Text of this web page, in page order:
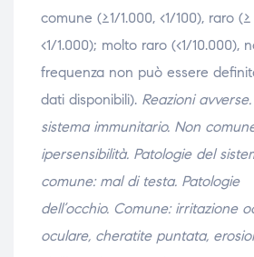
comune (≥1/1.000, <1/100), raro (≥
<1/1.000); molto raro (<1/10.000),
frequenza non può essere
dati disponibili). Reazioni avverse.
sistema immunitario. Non
ipersensibilità. Patologie del
comune: mal di testa. Patologie
dell’occhio. Comune: irritazione
oculare, cheratite puntata,